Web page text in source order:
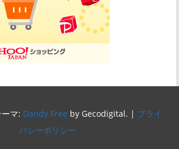
ーマ: Dandy Free by Gecodigital. | プライ
バシーポリシー